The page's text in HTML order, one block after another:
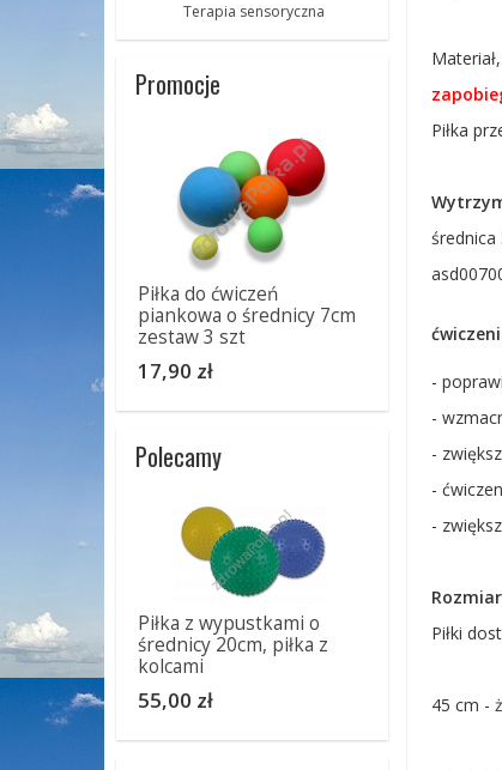
Piłka
-
-
-
-
-
Piłki
45 cm -
Terapia sensoryczna
Promocje
Piłka do ćwiczeń
piankowa o średnicy 7cm
zestaw 3 szt
17,90 zł
Polecamy
Piłka z wypustkami o
średnicy 20cm, piłka z
kolcami
55,00 zł